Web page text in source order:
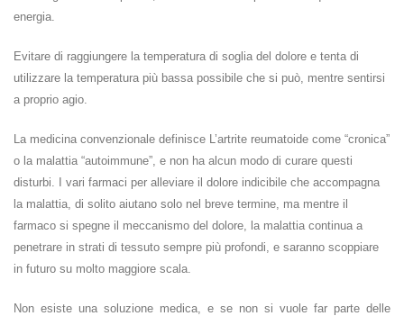
energia.
Evitare di raggiungere la temperatura di soglia del dolore e tenta di
utilizzare la temperatura più bassa possibile che si può, mentre sentirsi
a proprio agio.
La medicina convenzionale definisce L’artrite reumatoide come “cronica”
o la malattia “autoimmune”, e non ha alcun modo di curare questi
disturbi. I vari farmaci per alleviare il dolore indicibile che accompagna
la malattia, di solito aiutano solo nel breve termine, ma mentre il
farmaco si spegne il meccanismo del dolore, la malattia continua a
penetrare in strati di tessuto sempre più profondi, e saranno scoppiare
in futuro su molto maggiore scala.
Non esiste una soluzione medica, e se non si vuole far parte delle